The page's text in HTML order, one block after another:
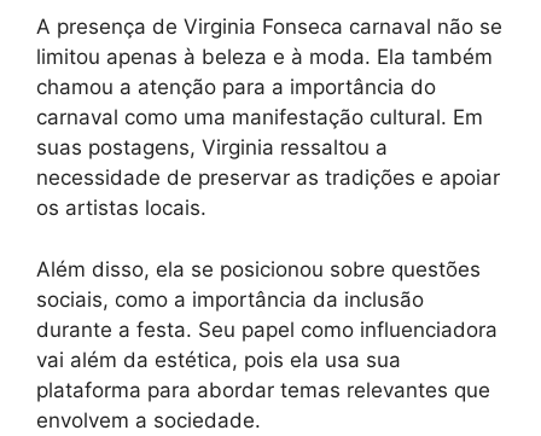
A presença de Virginia Fonseca carnaval não se
limitou apenas à beleza e à moda. Ela também
chamou a atenção para a importância do
carnaval como uma manifestação cultural. Em
suas postagens, Virginia ressaltou a
necessidade de preservar as tradições e apoiar
os artistas locais.
Além disso, ela se posicionou sobre questões
sociais, como a importância da inclusão
durante a festa. Seu papel como influenciadora
vai além da estética, pois ela usa sua
plataforma para abordar temas relevantes que
envolvem a sociedade.